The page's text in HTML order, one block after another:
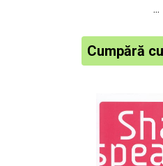
...
Cumpără